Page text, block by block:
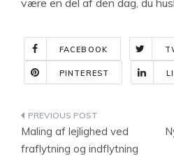
FACEBOOK
PINTEREST
Indlægsnavigation
Maling af lejlighed ved
fraflytning og indflytning